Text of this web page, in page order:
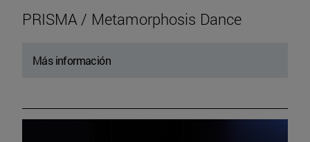
PRISMA / Metamorphosis Dance
Más información